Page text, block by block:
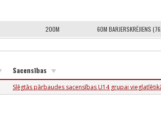
200M 60M BARJERSKRĒJIENS
Sacensības
Slēgtās pārbaudes sacensības U14 grupai